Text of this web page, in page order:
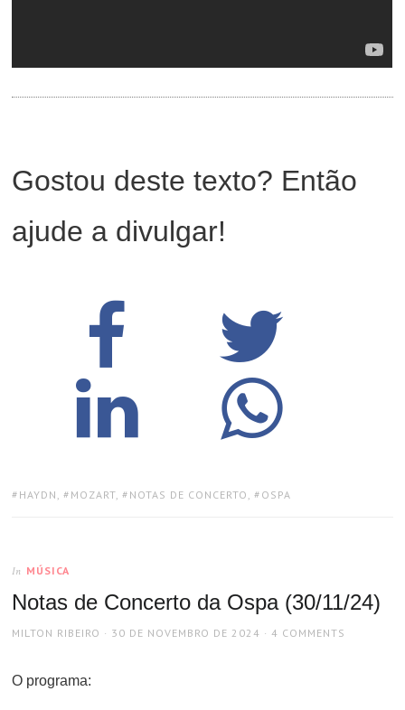
Gostou deste texto? Então
ajude a divulgar!
TAGS:
HAYDN , MOZART , NOTAS DE CONCERTO , OSPA
In MÚSICA
Notas de Concerto da Ospa (30/11/24)
AUTHOR
MILTON RIBEIRO
POSTED
30 DE NOVEMBRO DE 2024 4 COMMENTS
O programa: